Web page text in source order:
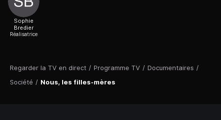
Regarder la TV en direct / Programme TV / Documentaires /
Société / Nous, les filles-mères
Sophie
Bredier
Réalisatrice